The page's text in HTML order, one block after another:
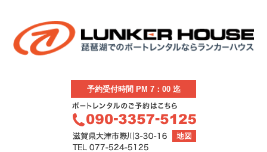
予約受付時間 PM 7：00 迄